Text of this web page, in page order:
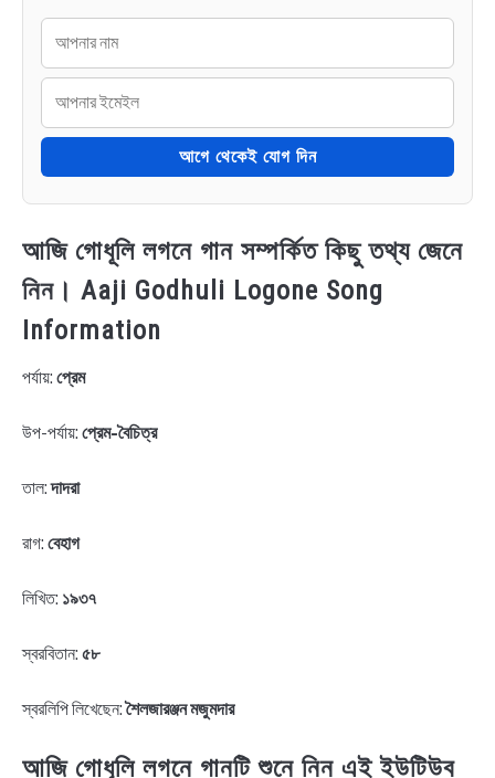
আগে থেকেই যোগ দিন
আজি গোধূলি লগনে গান সম্পর্কিত কিছু তথ্য জেনে
নিন। Aaji Godhuli Logone Song
Information
পর্যায়: প্রেম
উপ-পর্যায়: প্রেম-বৈচিত্র
তাল:দাদরা
রাগ: বেহাগ
লিখিত: ১৯৩৭
স্বরবিতান: ৫৮
স্বরলিপি লিখেছেন:শৈলজারঞ্জন মজুমদার
আজি গোধূলি লগনে গানটি শুনে নিন এই ইউটিউব